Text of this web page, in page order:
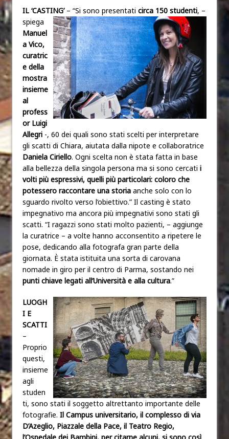
IL ‘CASTING’– “Si sono presentati circa 150 studenti, –
spiega
Manuel
a Vico,
curatric
e della
mostra
insieme
al
profess
or Luigi
Allegri -, 60 dei quali sono stati scelti per interpretare
gli scatti di Chiara, aiutata dalla nipote e collaboratrice
Daniela Ciriello. Ogni scelta non è stata fatta in base
alla bellezza della singola persona ma si sono cercati i
volti più espressivi, quelli più particolari: coloro che
potessero raccontare una storia anche solo con lo
sguardo rivolto verso l’obiettivo.” Il casting è stato
impegnativo ma ancora più impegnativi sono stati gli
scatti. “I ragazzi sono stati molto pazienti, – aggiunge
la curatrice – a volte hanno acconsentito a ripetere le
pose, dedicando alla fotografa gran parte della
giornata. È stata istituita una sorta di carovana
nomade in giro per il centro di Parma, sostando nei
punti chiave legati all’Università e alla cultura.”
LUOGH
I E
SCATTI
–
Proprio
questi,
insieme
agli
studen
ti, sono stati il soggetto altrettanto importante delle
fotografie. Il Campus universitario, il complesso di via
D’Azeglio, Piazzale della Pace, il Teatro Regio,